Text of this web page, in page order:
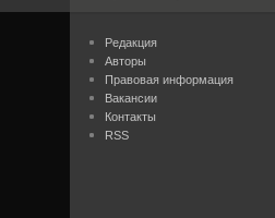
Редакция
Авторы
Правовая информация
Вакансии
Контакты
RSS